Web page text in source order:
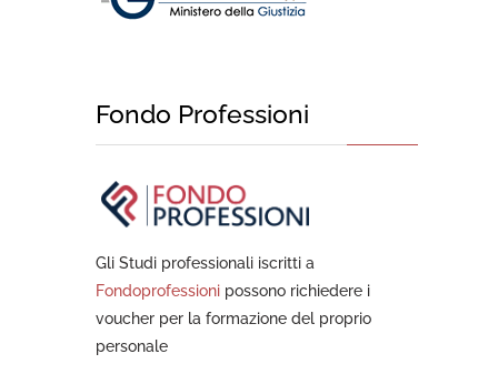
Fondo Professioni
Gli Studi professionali iscritti a
Fondoprofessioni possono richiedere i
voucher per la formazione del proprio
personale